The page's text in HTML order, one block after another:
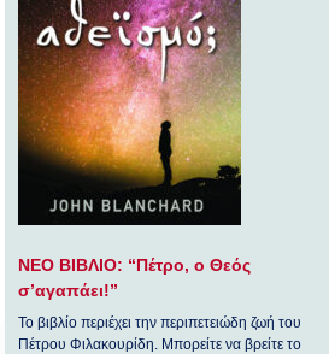
ΝΕΟ ΒΙΒΛΙΟ: “Πέτρο, ο Θεός
σ’αγαπάει!”
Το βιβλίο περιέχει την περιπετειώδη ζωή του
Πέτρου Φιλακουρίδη. Μπορείτε να βρείτε το